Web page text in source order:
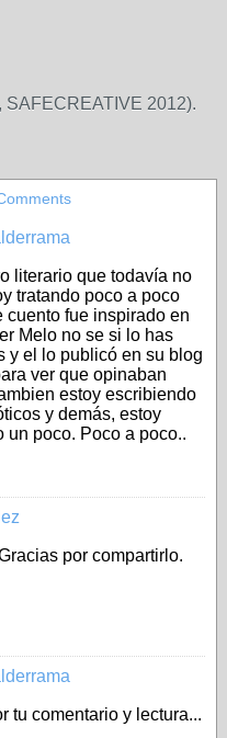
2012).
literario que todavía no
tratando poco a poco
cuento fue inspirado en
Melo no se si lo has
y el lo publicó en su blog
ver que opinaban
estoy escribiendo
y demás, estoy
un poco. Poco a poco..
por compartirlo.
tu comentario y lectura...